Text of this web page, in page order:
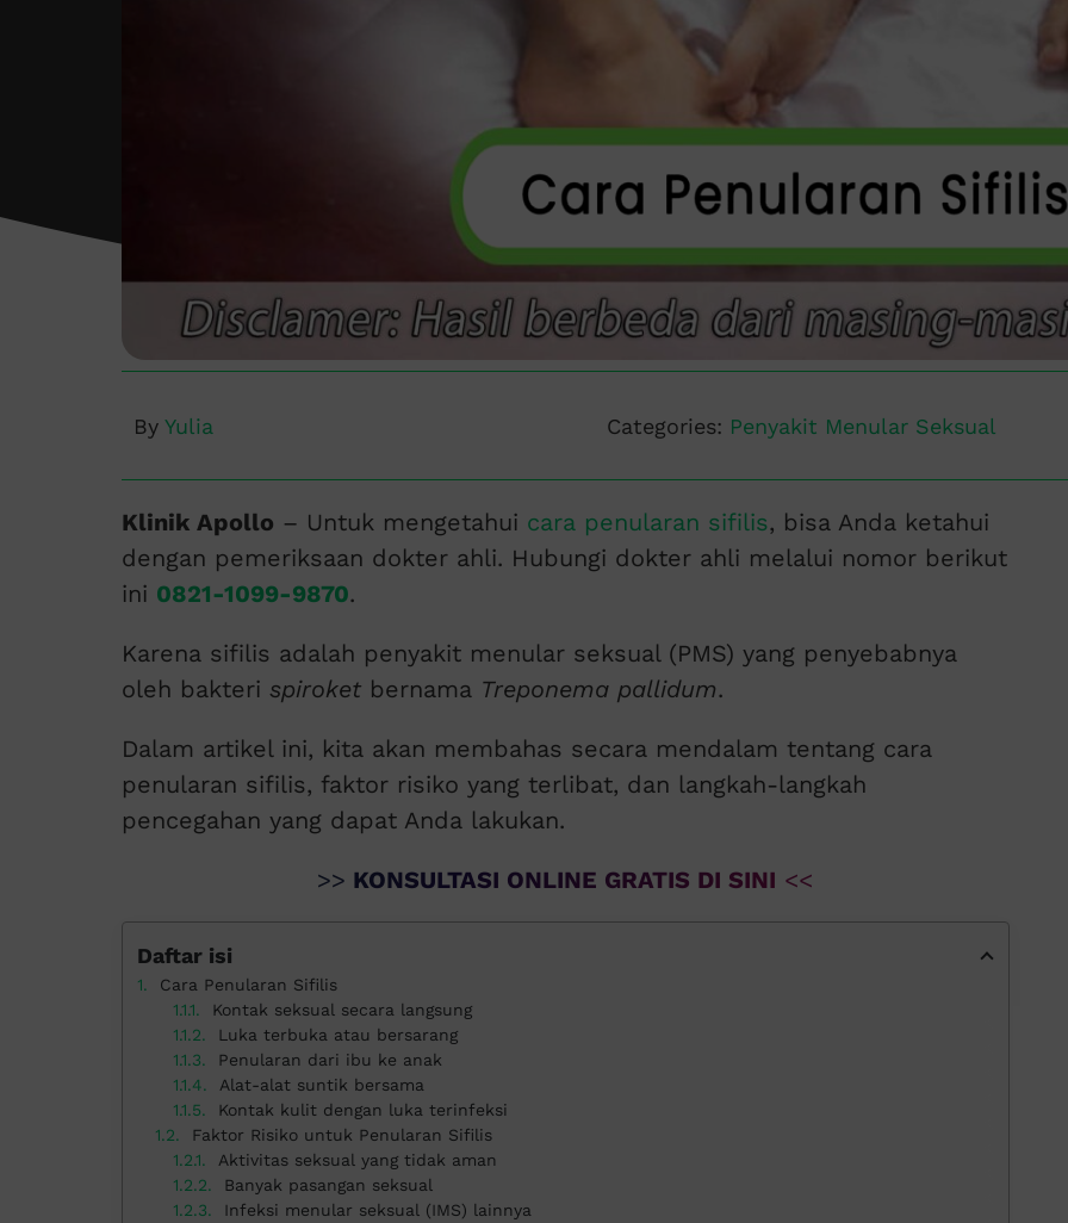
By Yulia Categories: Penyakit Menular Seksual
Klinik Apollo – Untuk mengetahui cara penularan sifilis, bisa Anda ketahui
dengan pemeriksaan dokter ahli. Hubungi dokter ahli melalui nomor berikut
ini 0821-1099-9870.
Karena sifilis adalah penyakit menular seksual (PMS) yang penyebabnya
oleh bakteri spiroketbernama Treponema pallidum.
Dalam artikel ini, kita akan membahas secara mendalam tentang cara
penularan sifilis, faktor risiko yang terlibat, dan langkah-langkah
pencegahan yang dapat Anda lakukan.
>> KONSULTASI ONLINE GRATIS DI SINI <<
Daftar isi
Cara Penularan Sifilis
Kontak seksual secara langsung
Luka terbuka atau bersarang
Penularan dari ibu ke anak
Alat-alat suntik bersama
Kontak kulit dengan luka terinfeksi
Faktor Risiko untuk Penularan Sifilis
Aktivitas seksual yang tidak aman
Banyak pasangan seksual
Infeksi menular seksual (IMS) lainnya